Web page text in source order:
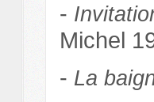
-
Michel
- La